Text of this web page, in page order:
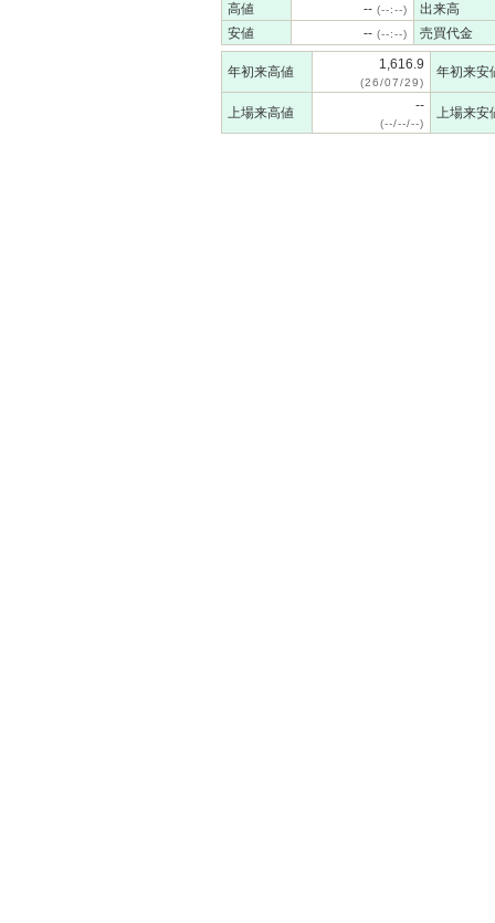
高値
-- (--:--)
出来高
安値
-- (--:--) 売買代金
年初来高値 1,616.9
(26/07/29)
年初来安
上場来高値 --
(--/--/--)
上場来安